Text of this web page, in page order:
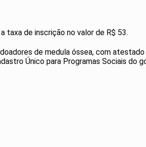
taxa de inscrição no valor de R$ 53.
de medula óssea, com
Único para Programas Sociais do